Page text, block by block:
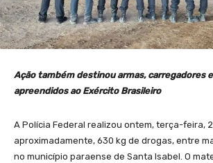
Ação também destinou armas, carregadores
apreendidos ao Exército Brasileiro
A Polícia Federal realizou ontem, terça-feira,
aproximadamente, 630 kg de drogas, entre
no município paraense de Santa Isabel. O